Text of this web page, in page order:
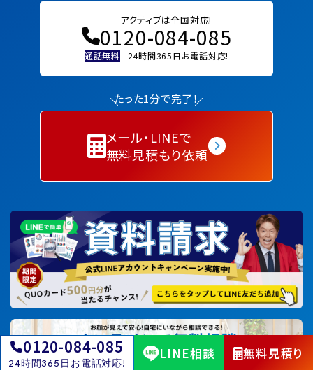
0120-084-085
24時間365日お電話対応!
LINE相談 無料見積り
アクティブは全国対応!
0120-084-085
通話無料 24時間365日お電話対応!
たった1分で完了！
メール・LINEで
無料見積もり依頼